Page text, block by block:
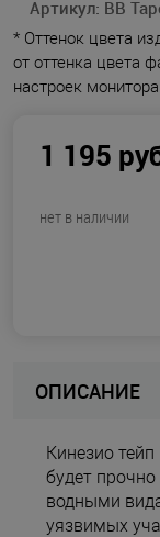
Артикул: BB
* Оттенок цвета
от оттенка цвета
настроек
1 195
нет в наличии
ОПИСАНИЕ
Кинезио
будет
водными
уязвимых